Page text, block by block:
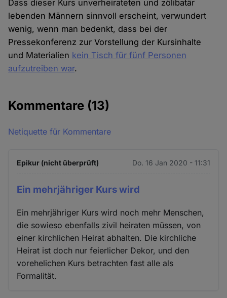
Dass dieser Kurs unverheirateten und zölibatär
lebenden Männern sinnvoll erscheint, verwundert
wenig, wenn man bedenkt, dass bei der
Pressekonferenz zur Vorstellung der Kursinhalte
und Materialien kein Tisch für fünf Personen
aufzutreiben war.
Kommentare (13)
Netiquette für Kommentare
Epikur (nicht überprüft) Do. 16 Jan 2020 - 11:31
Ein mehrjähriger Kurs wird
Ein mehrjähriger Kurs wird noch mehr Menschen,
die sowieso ebenfalls zivil heiraten müssen, von
einer kirchlichen Heirat abhalten. Die kirchliche
Heirat ist doch nur feierlicher Dekor, und den
vorehelichen Kurs betrachten fast alle als
Formalität.